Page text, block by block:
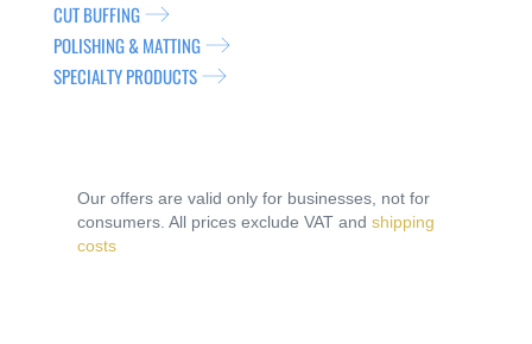
CUT BUFFING
POLISHING & MATTING
SPECIALTY PRODUCTS
Our offers are valid only for businesses, not for
consumers. All prices exclude VAT and shipping
costs